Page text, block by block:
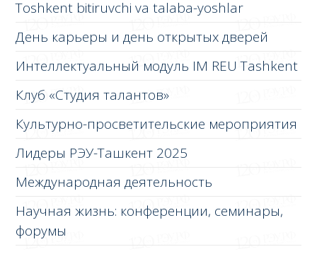
Toshkent bitiruvchi va talaba-yoshlar
День карьеры и день открытых дверей
Интеллектуальный модуль IM REU Tashkent
Клуб «Студия талантов»
Культурно-просветительские мероприятия
Лидеры РЭУ-Ташкент 2025
Международная деятельность
Научная жизнь: конференции, семинары,
форумы